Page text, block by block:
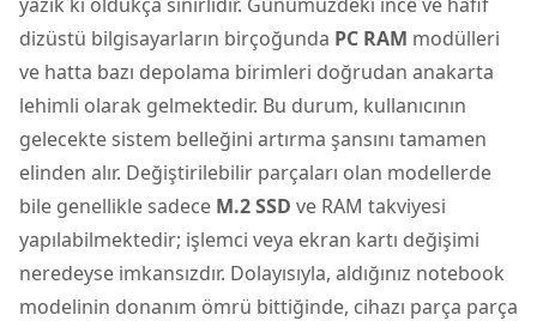
dizüstü bilgisayarların birçoğunda PC RAM modülleri
ve hatta bazı depolama birimleri doğrudan anakarta
lehimli olarak gelmektedir. Bu durum, kullanıcının
gelecekte sistem belleğini artırma şansını tamamen
elinden alır. Değiştirilebilir parçaları olan modellerde
bile genellikle sadece M.2 SSD ve RAM takviyesi
yapılabilmektedir; işlemci veya ekran kartı değişimi
neredeyse imkansızdır. Dolayısıyla, aldığınız notebook
modelinin donanım ömrü bittiğinde, cihazı parça parça